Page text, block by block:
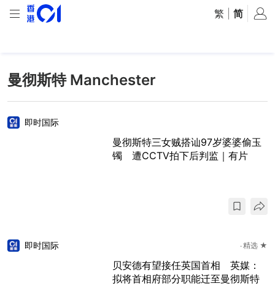
繁 简
曼彻斯特 Manchester
即时国际
曼彻斯特三女贼搭讪97岁婆婆偷玉
镯 遭CCTV拍下后判监｜有片
即时国际 精选 ★
贝安德有望接任英国首相 英媒：
拟将首相府部分职能迁至曼彻斯特